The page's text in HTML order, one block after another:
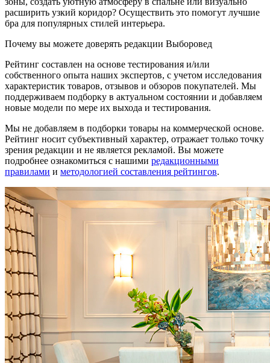
расширить узкий коридор? Осуществить это помогут лучшие
бра для популярных стилей интерьера.
Почему вы можете доверять редакции Выборовед
Рейтинг составлен на основе тестирования и/или
собственного опыта наших экспертов, с учетом исследования
характеристик товаров, отзывов и обзоров покупателей. Мы
поддерживаем подборку в актуальном состоянии и добавляем
новые модели по мере их выхода и тестирования.
Мы не добавляем в подборки товары на коммерческой основе.
Рейтинг носит субъективный характер, отражает только точку
зрения редакции и не является рекламой. Вы можете
подробнее ознакомиться с нашими редакционными
правилами и методологией составления рейтингов.